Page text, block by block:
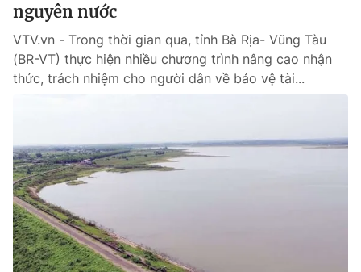
nguyên nước
VTV.vn - Trong thời gian qua, tỉnh Bà Rịa- Vũng Tàu
(BR-VT) thực hiện nhiều chương trình nâng cao nhận
thức, trách nhiệm cho người dân về bảo vệ tài...